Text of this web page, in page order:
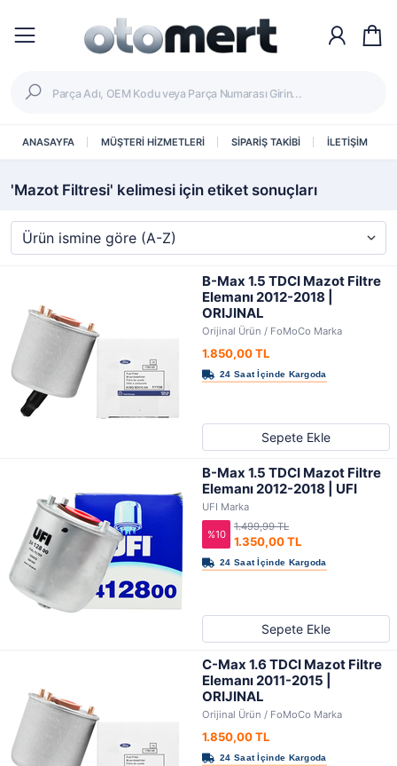
ANASAYFA MÜŞTERİ HİZMETLERİ SİPARİŞ TAKİBİ İLETİŞİM
'Mazot Filtresi' kelimesi için etiket sonuçları
B-Max 1.5 TDCI Mazot Filtre
Elemanı 2012-2018 |
ORIJINAL
Orijinal Ürün / FoMoCo Marka
1.850,00 TL
Sepete Ekle
B-Max 1.5 TDCI Mazot Filtre
Elemanı 2012-2018 | UFI
UFI Marka
%10 1.350,00 TL
1.499,99 TL
Sepete Ekle
C-Max 1.6 TDCI Mazot Filtre
Elemanı 2011-2015 |
ORIJINAL
Orijinal Ürün / FoMoCo Marka
1.850,00 TL